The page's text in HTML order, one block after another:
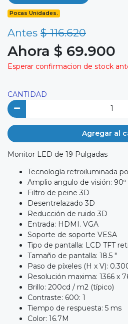
Pocas Unidades.
Antes $ 116.620
Ahora $ 69.900
Esperar confirmacion de stock
CANTIDAD
Agregar al
Monitor LED de 19 Pulgadas
Tecnología retroiluminada
Amplio angulo de visión: 90º
Filtro de peine 3D
Desentrelazado 3D
Reducción de ruido 3D
Entrada: HDMI. VGA
Soporte de soporte VESA
Tipo de pantalla: LCD TFT
Tamaño de pantalla: 18.5 "
Paso de píxeles (H x V):
Resolución maxima: 1366 x
Brillo: 200cd / m2 (típico)
Contraste: 600: 1
Tiempo de respuesta: 5 ms
Color: 16.7M